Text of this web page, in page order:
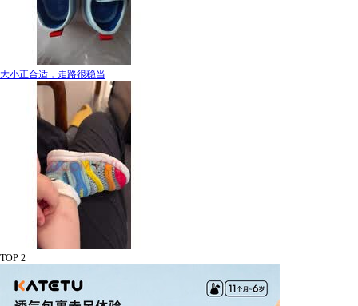
大小正合适，走路很稳当
TOP 2